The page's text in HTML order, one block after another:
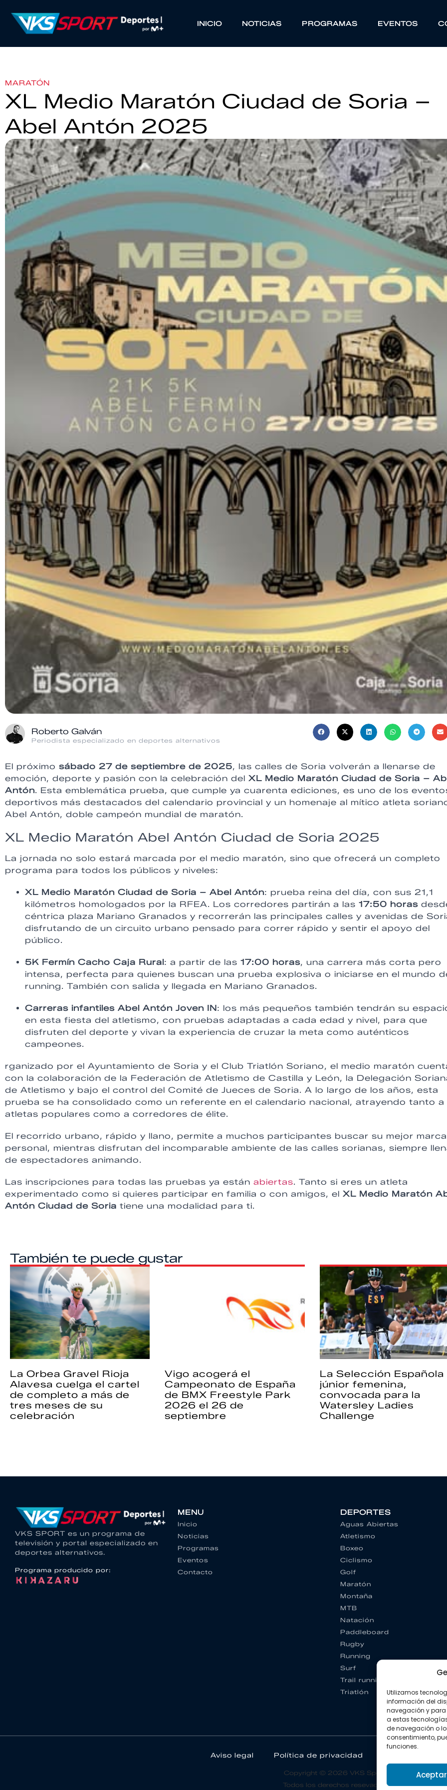
Utilizamos
información del
navegación y para
a estas
de navegación o
consentimiento,
funciones.
Aceptar
INICIO NOTICIAS PROGRAMAS EVENTOS
MARATÓN
XL Medio Maratón Ciudad de Soria –
Abel Antón 2025
Roberto Galván
Periodista especializado en deportes alternativos
El próximo sábado 27 de septiembre de 2025, las calles de Soria volverán a llenarse de
emoción, deporte y pasión con la celebración del XL Medio Maratón Ciudad de Soria –
Antón. Esta emblemática prueba, que cumple ya cuarenta ediciones, es uno de los
deportivos más destacados del calendario provincial y un homenaje al mítico atleta
Abel Antón, doble campeón mundial de maratón.
XL Medio Maratón Abel Antón Ciudad de Soria 2025
La jornada no solo estará marcada por el medio maratón, sino que ofrecerá un completo
programa para todos los públicos y niveles:
XL Medio Maratón Ciudad de Soria – Abel Antón: prueba reina del día, con sus 21,1
kilómetros homologados por la RFEA. Los corredores partirán a las 17:50 horas
céntrica plaza Mariano Granados y recorrerán las principales calles y avenidas de
disfrutando de un circuito urbano pensado para correr rápido y sentir el apoyo del
público.
5K Fermín Cacho Caja Rural: a partir de las 17:00 horas, una carrera más corta pero
intensa, perfecta para quienes buscan una prueba explosiva o iniciarse en el mundo
running. También con salida y llegada en Mariano Granados.
Carreras infantiles Abel Antón Joven IN: los más pequeños también tendrán su
en esta fiesta del atletismo, con pruebas adaptadas a cada edad y nivel, para que
disfruten del deporte y vivan la experiencia de cruzar la meta como auténticos
campeones.
rganizado por el Ayuntamiento de Soria y el Club Triatlón Soriano, el medio maratón
con la colaboración de la Federación de Atletismo de Castilla y León, la Delegación
de Atletismo y bajo el control del Comité de Jueces de Soria. A lo largo de los años, esta
prueba se ha consolidado como un referente en el calendario nacional, atrayendo tanto a
atletas populares como a corredores de élite.
El recorrido urbano, rápido y llano, permite a muchos participantes buscar su mejor marca
personal, mientras disfrutan del incomparable ambiente de las calles sorianas, siempre
de espectadores animando.
Las inscripciones para todas las pruebas ya están abiertas. Tanto si eres un atleta
experimentado como si quieres participar en familia o con amigos, el XL Medio Maratón
Antón Ciudad de Soria tiene una modalidad para ti.
También te puede gustar
La Orbea Gravel Rioja
Alavesa cuelga el cartel
de completo a más de
tres meses de su
celebración
Vigo acogerá el
Campeonato de España
de BMX Freestyle Park
2026 el 26 de
septiembre
La Selección Española
júnior femenina,
convocada para la
Watersley Ladies
Challenge
VKS SPORT es un programa de
televisión y portal especializado en
deportes alternativos.
Programa producido por:
MENU
Inicio
Noticias
Programas
Eventos
Contacto
DEPORTES
Aguas Abiertas
Atletismo
Boxeo
Ciclismo
Golf
Maratón
Montaña
MTB
Natación
Paddleboard
Rugby
Running
Surf
Trail running
Triatlón
Aviso legal Política de privacidad
Copyright © 2026 VKS Sport.
Todos los derechos resevados.